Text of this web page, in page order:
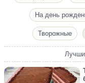
На день
Творожные